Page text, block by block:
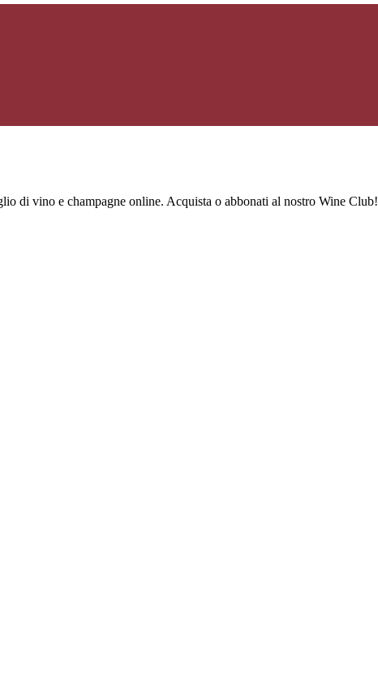
di vino e champagne online. Acquista o abbonati al nostro Wine Club!